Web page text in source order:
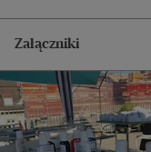
Załączniki